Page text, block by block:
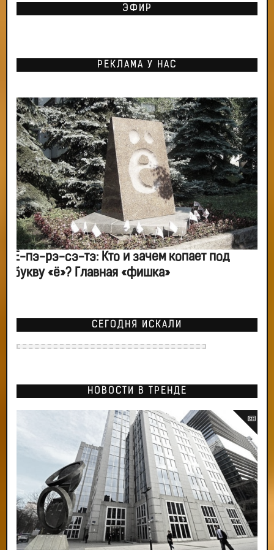
ЭФИР
РЕКЛАМА У НАС
Ё-пэ-рэ-сэ-тэ: Кто и зачем копает под
букву «ё»? Главная «фишка»
СЕГОДНЯ ИСКАЛИ
НОВОСТИ В ТРЕНДЕ